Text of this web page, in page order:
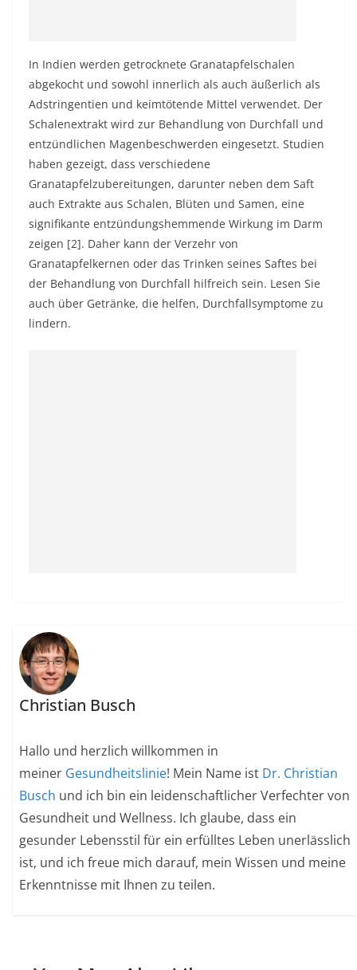
In Indien werden getrocknete Granatapfelschalen
abgekocht und sowohl innerlich als auch äußerlich als
Adstringentien und keimtötende Mittel verwendet. Der
Schalenextrakt wird zur Behandlung von Durchfall und
entzündlichen Magenbeschwerden eingesetzt. Studien
haben gezeigt, dass verschiedene
Granatapfelzubereitungen, darunter neben dem Saft
auch Extrakte aus Schalen, Blüten und Samen, eine
signifikante entzündungshemmende Wirkung im Darm
zeigen [2]. Daher kann der Verzehr von
Granatapfelkernen oder das Trinken seines Saftes bei
der Behandlung von Durchfall hilfreich sein. Lesen Sie
auch über Getränke, die helfen, Durchfallsymptome zu
lindern.
Christian Busch
Hallo und herzlich willkommen in
meiner Gesundheitslinie! Mein Name ist Dr. Christian
Busch und ich bin ein leidenschaftlicher Verfechter von
Gesundheit und Wellness. Ich glaube, dass ein
gesunder Lebensstil für ein erfülltes Leben unerlässlich
ist, und ich freue mich darauf, mein Wissen und meine
Erkenntnisse mit Ihnen zu teilen.